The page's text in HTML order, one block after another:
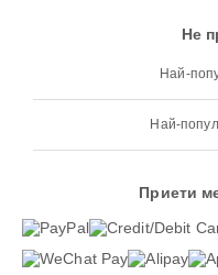
Не
Най-
Най-
Приети